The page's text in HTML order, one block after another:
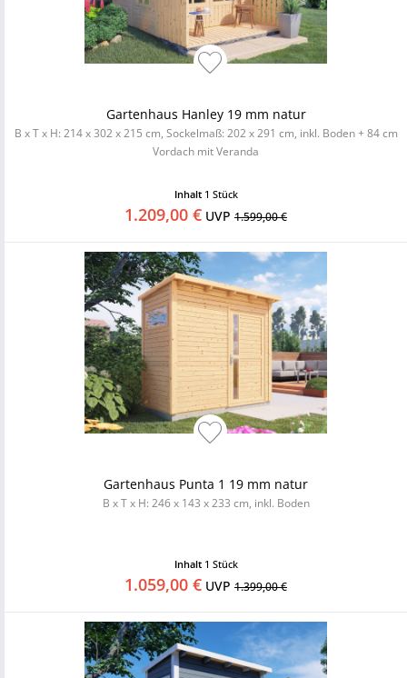
Gartenhaus Hanley 19 mm natur
B x T x H: 214 x 302 x 215 cm, Sockelmaß: 202 x 291 cm, inkl. Boden + 84 cm
Vordach mit Veranda
Inhalt 1 Stück
1.209,00 € UVP 1.599,00 €
Gartenhaus Punta 1 19 mm natur
B x T x H: 246 x 143 x 233 cm, inkl. Boden
Inhalt 1 Stück
1.059,00 € UVP 1.399,00 €